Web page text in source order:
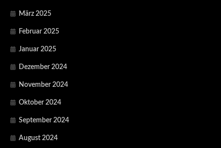
März 2025
Februar 2025
Januar 2025
Dezember 2024
November 2024
Oktober 2024
September 2024
August 2024